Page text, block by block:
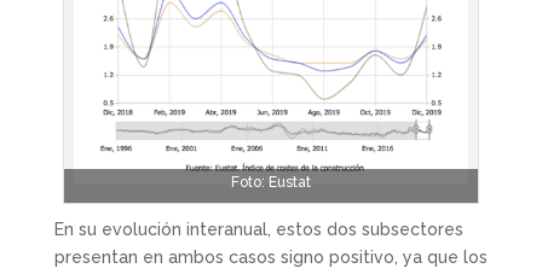
Foto: Eustat
En su evolución interanual, estos dos subsectores
presentan en ambos casos signo positivo, ya que los